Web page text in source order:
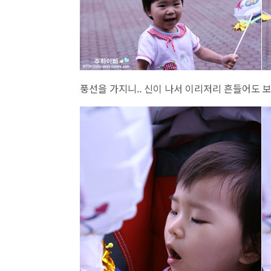
풍선을 가지니.. 신이 나서 이리저리 흔들어도